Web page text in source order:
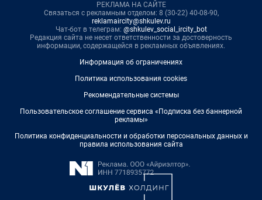
РЕКЛАМА НА САЙТЕ
Связаться с рекламным отделом: 8 (30-22) 40-08-90,
reklamaircity@shkulev.ru
Чат-бот в телеграм: @shkulev_social_ircity_bot
Редакция сайта не несет ответственности за достоверность
информации, содержащейся в рекламных объявлениях.
Информация об ограничениях
Политика использования cookies
Рекомендательные системы
Пользовательское соглашение сервиса «Подписка без баннерной
рекламы»
Политика конфиденциальности и обработки персональных данных и
правила использования сайта